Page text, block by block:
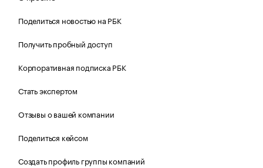
Поделиться новостью на РБК
Получить пробный доступ
Корпоративная подписка РБК
Стать экспертом
Отзывы о вашей компании
Поделиться кейсом
Создать профиль группы компаний